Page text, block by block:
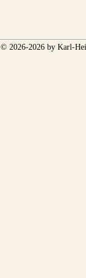
© 2026-2026 by Karl-